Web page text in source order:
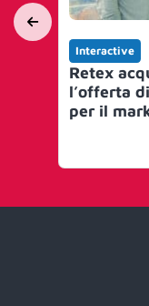
Interactive
Retex
l’offerta
per il